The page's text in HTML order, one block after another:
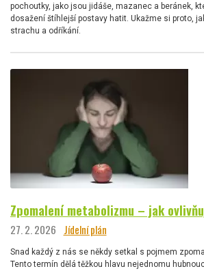
pochoutky, jako jsou jidáše, mazanec a beránek,
dosažení štíhlejší postavy hatit. Ukažme si proto,
strachu a odříkání.
Zpomalení metabolizmu – jak
27. 2. 2026 Jídelní plán
Snad každý z nás se někdy setkal s pojmem
Tento termín dělá těžkou hlavu nejednomu